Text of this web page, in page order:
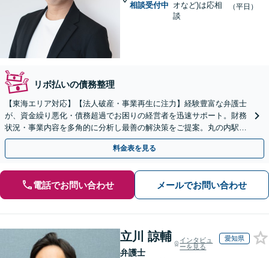
相談受付中 オなど)は応相
談
（平日）
リボ払いの債務整理
【東海エリア対応】【法人破産・事業再生に注力】経験豊富な弁護士
が、資金繰り悪化・債務超過でお困りの経営者を迅速サポート。財務
状況・事業内容を多角的に分析し最善の解決策をご提案。丸の内駅1
分/休日夜間相談可/WEB面談対応
料金表を見る
電話でお問い合わせ メールでお問い合わせ
立川 諒輔
弁護士
インタビュ
ーを見る
愛知県